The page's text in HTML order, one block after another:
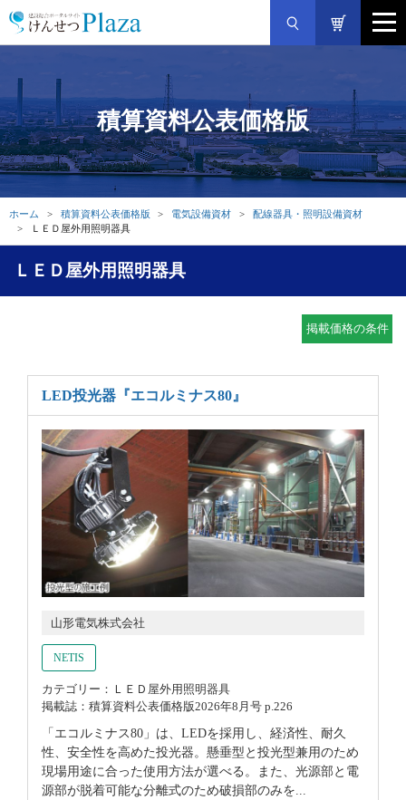
積算資料公表価格版
ホーム 積算資料公表価格版 電気設備資材
配線器具・照明設備資材
ＬＥＤ屋外用照明器具
ＬＥＤ屋外用照明器具
掲載価格の条件
LED投光器 『エコルミナス80』
山形電気株式会社
NETIS
カテゴリー：ＬＥＤ屋外用照明器具
掲載誌：積算資料公表価格版2026年8月号 p.226
「エコルミナス80」は、LEDを採用し、経済性、耐久
性、安全性を高めた投光器。懸垂型と投光型兼用のため
現場用途に合った使用方法が選べる。また、光源部と電
源部が脱着可能な分離式のため破損部のみを...